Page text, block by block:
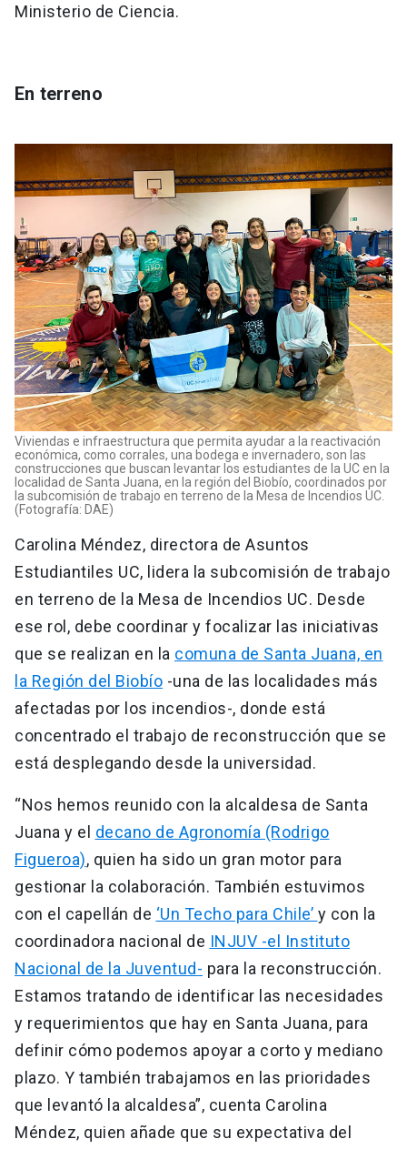
Ministerio de Ciencia.
En terreno
Viviendas e infraestructura que permita ayudar a la reactivación
económica, como corrales, una bodega e invernadero, son las
construcciones que buscan levantar los estudiantes de la UC en la
localidad de Santa Juana, en la región del Biobío, coordinados por
la subcomisión de trabajo en terreno de la Mesa de Incendios UC.
(Fotografía: DAE)
Carolina Méndez, directora de Asuntos
Estudiantiles UC, lidera la subcomisión de trabajo
en terreno de la Mesa de Incendios UC. Desde
ese rol, debe coordinar y focalizar las iniciativas
que se realizan en la comuna de Santa Juana, en
la Región del Biobío -una de las localidades más
afectadas por los incendios-, donde está
concentrado el trabajo de reconstrucción que se
está desplegando desde la universidad.
“Nos hemos reunido con la alcaldesa de Santa
Juana y el decano de Agronomía (Rodrigo
Figueroa), quien ha sido un gran motor para
gestionar la colaboración. También estuvimos
con el capellán de ‘Un Techo para Chile’ y con la
coordinadora nacional de INJUV -el Instituto
Nacional de la Juventud- para la reconstrucción.
Estamos tratando de identificar las necesidades
y requerimientos que hay en Santa Juana, para
definir cómo podemos apoyar a corto y mediano
plazo. Y también trabajamos en las prioridades
que levantó la alcaldesa”, cuenta Carolina
Méndez, quien añade que su expectativa del